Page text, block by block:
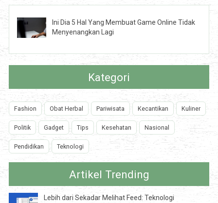
Ini Dia 5 Hal Yang Membuat Game Online Tidak
Menyenangkan Lagi
Kategori
Fashion Obat Herbal Pariwisata Kecantikan Kuliner
Politik Gadget Tips Kesehatan Nasional
Pendidikan Teknologi
Artikel Trending
Lebih dari Sekadar Melihat Feed: Teknologi